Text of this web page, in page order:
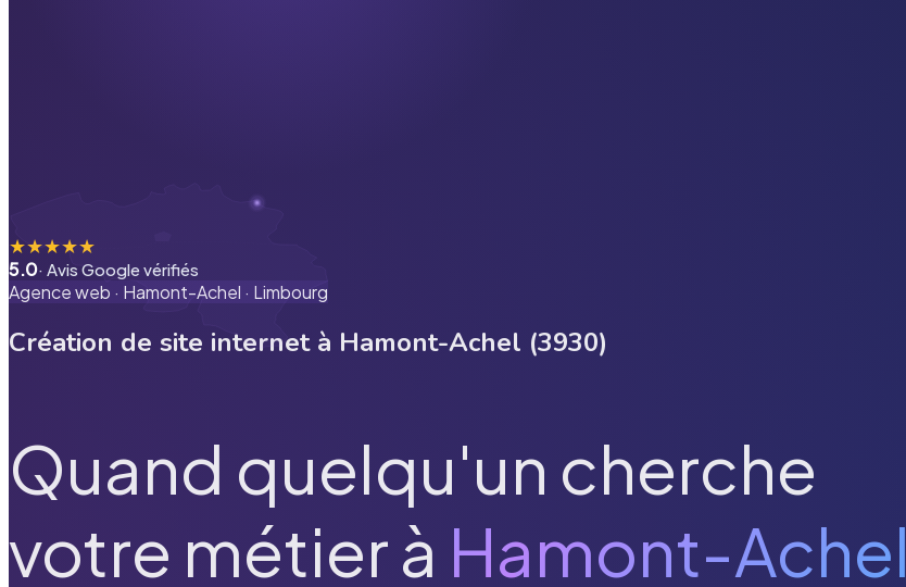
★★★★★
5.0· Avis Google vérifiés
Agence web · Hamont-Achel · Limbourg
Création de site internet à Hamont-Achel (3930)
Quand quelqu'un cherche
votre métier à Hamont-Achel